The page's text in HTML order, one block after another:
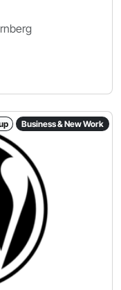
Business & New Work